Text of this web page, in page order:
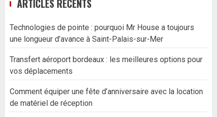
ARTICLES RÉCENTS
Technologies de pointe : pourquoi Mr House a toujours
une longueur d’avance à Saint-Palais-sur-Mer
Transfert aéroport bordeaux : les meilleures options pour
vos déplacements
Comment équiper une fête d’anniversaire avec la location
de matériel de réception